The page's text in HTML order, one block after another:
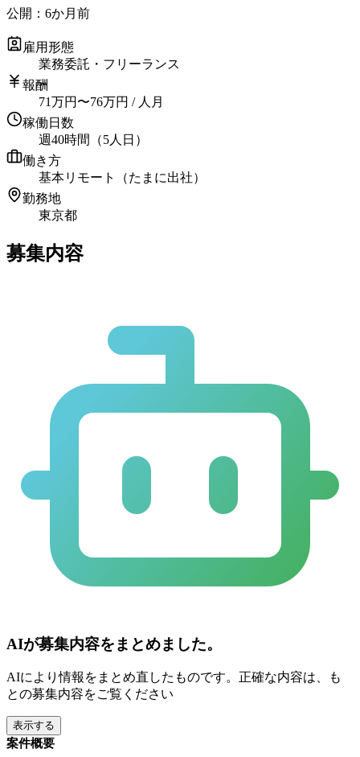
公開： 6か月前
雇用形態
業務委託・フリーランス
報酬
71万円 〜76万円 / 人月
稼働日数
週40時間（5人日）
働き方
基本リモート（たまに出社）
勤務地
東京都
募集内容
AIが募集内容をまとめました。
AIにより情報をまとめ直したものです。正確な内容は、も
との募集内容をご覧ください
表示する
案件概要